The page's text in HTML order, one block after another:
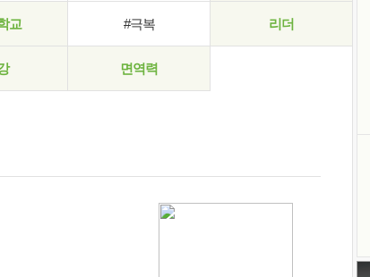
교 #극복 리더
면역력